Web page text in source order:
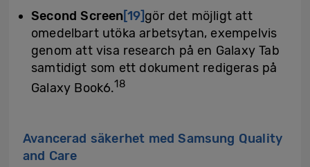
Second Screen[19]gör det möjligt att
omedelbart utöka arbetsytan, exempelvis
genom att visa research på en Galaxy Tab
samtidigt som ett dokument redigeras på
Galaxy Book6.18
Avancerad säkerhet med Samsung Quality
and Care